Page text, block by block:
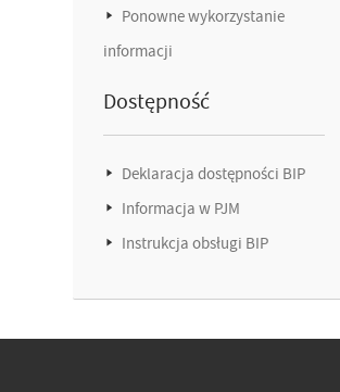
Ponowne wykorzystanie
informacji
Dostępność
Deklaracja dostępności BIP
Informacja w PJM
Instrukcja obsługi BIP